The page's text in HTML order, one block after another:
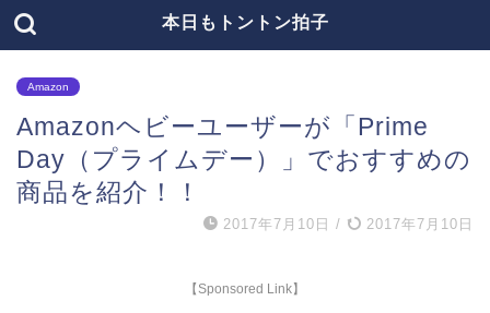
本日もトントン拍子
Amazon
Amazonヘビーユーザーが「Prime
Day（プライムデー）」でおすすめの
商品を紹介！！
2017年7月10日 / 2017年7月10日
【Sponsored Link】